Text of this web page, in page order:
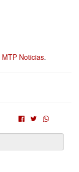
MTP Noticias.